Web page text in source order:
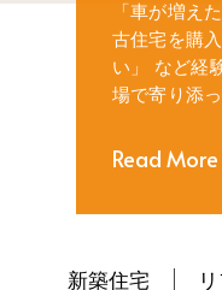
「車が増え
古住宅を購
い」
など経
場で寄り添
Read More
新築住宅